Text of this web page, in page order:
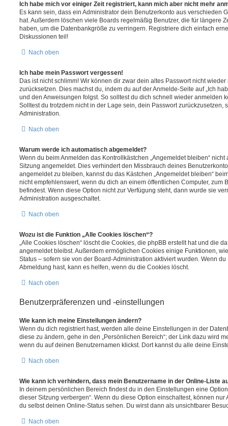
Ich habe mich vor einiger Zeit registriert, kann mich aber nicht mehr
Es kann sein, dass ein Administrator dein Benutzerkonto aus verschieden
hat. Außerdem löschen viele Boards regelmäßig Benutzer, die für längere
haben, um die Datenbankgröße zu verringern. Registriere dich einfach
Diskussionen teil!
Nach oben
Ich habe mein Passwort vergessen!
Das ist nicht schlimm! Wir können dir zwar dein altes Passwort nicht
zurücksetzen. Dies machst du, indem du auf der Anmelde-Seite auf „Ich
und den Anweisungen folgst. So solltest du dich schnell wieder anmelden
Solltest du trotzdem nicht in der Lage sein, dein Passwort zurückzusetzen,
Administration.
Nach oben
Warum werde ich automatisch abgemeldet?
Wenn du beim Anmelden das Kontrollkästchen „Angemeldet bleiben“
Sitzung angemeldet. Dies verhindert den Missbrauch deines
angemeldet zu bleiben, kannst du das Kästchen „Angemeldet bleiben“
nicht empfehlenswert, wenn du dich an einem öffentlichen Computer, zum
befindest. Wenn diese Option nicht zur Verfügung steht, dann wurde sie
Administration ausgeschaltet.
Nach oben
Wozu ist die Funktion „Alle Cookies löschen“?
„Alle Cookies löschen“ löscht die Cookies, die phpBB erstellt hat und die
angemeldet bleibst. Außerdem ermöglichen Cookies einige Funktionen,
Status – sofern sie von der Board-Administration aktiviert wurden. Wenn
Abmeldung hast, kann es helfen, wenn du die Cookies löscht.
Nach oben
Benutzerpräferenzen und -einstellungen
Wie kann ich meine Einstellungen ändern?
Wenn du dich registriert hast, werden alle deine Einstellungen in der
diese zu ändern, gehe in den „Persönlichen Bereich“; der Link dazu wird
wenn du auf deinen Benutzernamen klickst. Dort kannst du alle deine
Nach oben
Wie kann ich verhindern, dass mein Benutzername in der Online-Liste
In deinem persönlichen Bereich findest du in den Einstellungen eine
dieser Sitzung verbergen“. Wenn du diese Option einschaltest, können
du selbst deinen Online-Status sehen. Du wirst dann als unsichtbarer
Nach oben